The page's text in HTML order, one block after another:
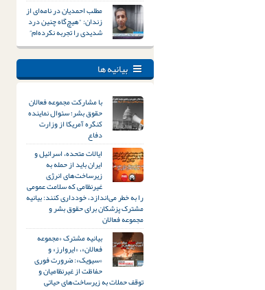
مطلب احمدیان در نامه‌ای از
زندان: “هیچ‌گاه چنین درد
شدیدی را تجربه نکرده‌ام”
بیانیه ها
با مشارکت مجموعه فعالان
حقوق بشر؛ سئوال نماینده
کنگره آمریکا از وزارت
دفاع
ایالات متحده، اسرائیل و
ایران باید از حمله به
زیرساخت‌های انرژی
غیرنظامی که سلامت عمومی
را به خطر می‌اندازد، خودداری کنند: بیانیه
مشترک پزشکان برای حقوق بشر و
مجموعه فعالان
بیانیه مشترک «مجموعه
فعالان»، «ایروارز» و
«سیویک»: ضرورت فوری
حفاظت از غیرنظامیان و
توقف حملات به زیرساخت‌های حیاتی